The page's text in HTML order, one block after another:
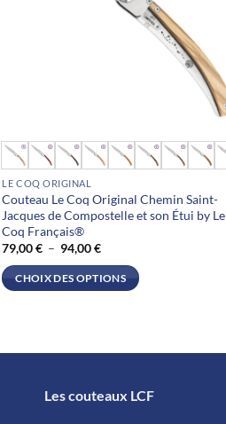
LE COQ ORIGINAL
Couteau Le Coq Original Chemin Saint-
Jacques de Compostelle et son Étui by Le
Coq Français®
79,00€ – 94,00€Plage
prix :
79,00 €
CHOIX DES OPTIONS
Ce
produit
a
plusieurs
variations.
Les
options
peuvent
sur
Les couteaux LCF